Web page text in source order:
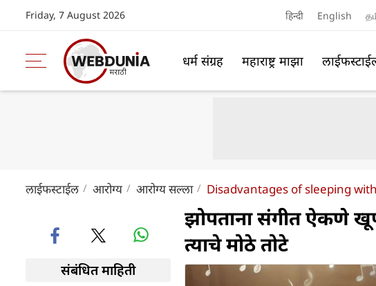
Friday, 7 August 2026 हिन्दी English
धर्म संग्रह महाराष्ट्र माझा
लाईफस्टाईल आरोग्य आरोग्य सल्ला Disadvantages of sleeping
संबंधित माहिती
झोपताना संगीत ऐकणे
त्याचे मोठे तोटे